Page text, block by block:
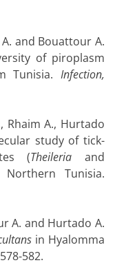
A. and Bouattour A.
of piroplasm
Tunisia. Infection,
Rhaim A., Hurtado
study of tick-
(Theileria and
Tunisia.
A. and Hurtado A.
in Hyalomma
582.